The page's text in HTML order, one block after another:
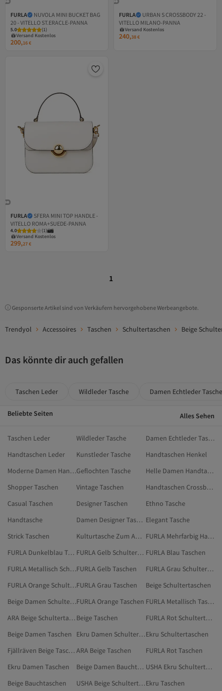
FURLA
NUVOLA MINI BUCKET BAG
20 - VITELLO ST.ERACLE-PANNA
5.0 (1)
Versand Kostenlos
Gratis Versand
Versand Kostenlos
200,16€
FURLA
URBAN S CROSSBODY 22 -
VITELLO MILANO-PANNA
Versand Kostenlos
Gratis Versand
Versand Kostenlos
240,38€
FURLA
SFERA MINI TOP HANDLE -
VITELLO ROMA+SUEDE-PANNA
4.0 (1)
Versand Kostenlos
Gratis Versand
Versand Kostenlos
299,27€
1
Gesponserte Artikel sind von Verkäufern hervorgehobene Werbeangebote.
Trendyol Accessoires Taschen Schultertaschen Beige
Das könnte dir auch gefallen
Taschen Leder Wildleder Tasche Damen Echtleder
Beliebte Seiten Alles Sehen
Taschen Leder Wildleder Tasche
Damen Echtleder Taschen
Handtaschen Leder
Kunstleder Tasche
Handtaschen Henkel
Moderne Damen HandtaschenGeflochten Tasche
Helle Damen Handtaschen
Shopper Taschen
Vintage Taschen
Handtaschen Crossbody
Casual Taschen
Designer Taschen
Ethno Tasche
Handtasche
Damen Designer Taschen Elegant Tasche
Strick Taschen
Kulturtasche Zum Aufklappen
FURLA Mehrfarbig Handtaschen
FURLA Dunkelblau Taschen
FURLA Gelb Schultertaschen FURLA Blau Taschen
FURLA Metallisch SchultertaschenFURLA Gelb Taschen
FURLA Grau Schultertaschen
FURLA Orange SchultertaschenFURLA Grau Taschen
Beige Schultertaschen
Beige Damen SchultertaschenFURLA Orange Taschen
FURLA Metallisch Taschen
ARA Beige Schultertaschen Beige Taschen
FURLA Rot Schultertaschen
Beige Damen Taschen
Ekru Damen SchultertaschenEkru Schultertaschen
Fjällräven Beige Taschen ARA Beige Taschen
FURLA Rot Taschen
Ekru Damen Taschen
Beige Damen Bauchtaschen
USHA Ekru Schultertaschen
Beige Bauchtaschen
USHA Beige SchultertaschenEkru Taschen